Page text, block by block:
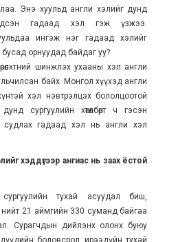
Энэ хуульд англи хэлийг дунд
гадаад хэл гэж үзжээ.
ингэж нэг гадаад хэлийг
орнуудад байдаг уу?
шинжлэх ухааны хэл англи
байх. Монгол хүүхэд англи
хэл нэвтрэлцэх бололцоотой
сургуулийн хөтөлбөрт ч гэсэн
судлах гадаад хэл нь англи хэл
хэддүгээр ангиас нь заах ёстой
тухай асуудал биш,
21 аймгийн 330 суманд байгаа
Сурагчдын дийлэнх олонх буюу
боловсрол, ирээдүйн тухай